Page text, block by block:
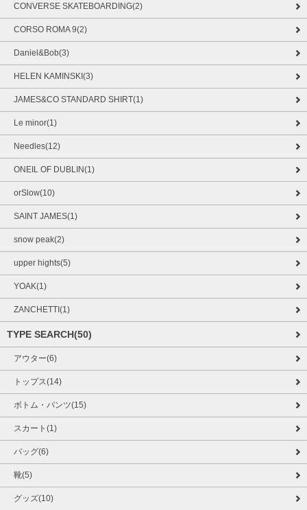
CONVERSE SKATEBOARDING(2)
CORSO ROMA 9(2)
Daniel&Bob(3)
HELEN KAMINSKI(3)
JAMES&CO STANDARD SHIRT(1)
Le minor(1)
Needles(12)
ONEIL OF DUBLIN(1)
orSlow(10)
SAINT JAMES(1)
snow peak(2)
upper hights(5)
YOAK(1)
ZANCHETTI(1)
TYPE SEARCH(50)
アウター(6)
トップス(14)
ボトム・パンツ(15)
スカート(1)
バッグ(6)
靴(5)
グッズ(10)